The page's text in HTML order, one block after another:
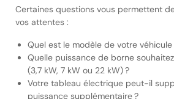
Certaines questions vous permettent
vos attentes :
Quel est le modèle de votre
Quelle puissance de borne
(3,7 kW, 7 kW ou 22 kW) ?
Votre tableau électrique peut-il
puissance supplémentaire ?